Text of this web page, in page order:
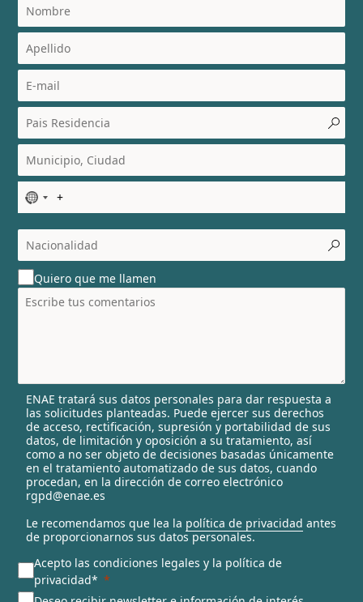
N
o
c
o
u
n
t
l
e
c
t
e
d
Quiero que me llamen
ENAE tratará sus datos personales para dar respuesta a
las solicitudes planteadas. Puede ejercer sus derechos
de acceso, rectificación, supresión y portabilidad de sus
datos, de limitación y oposición a su tratamiento, así
como a no ser objeto de decisiones basadas únicamente
en el tratamiento automatizado de sus datos, cuando
procedan, en la dirección de correo electrónico
rgpd@enae.es
Le recomendamos que lea la política de privacidad antes
de proporcionarnos sus datos personales.
Acepto las condiciones legales y la política de
privacidad*